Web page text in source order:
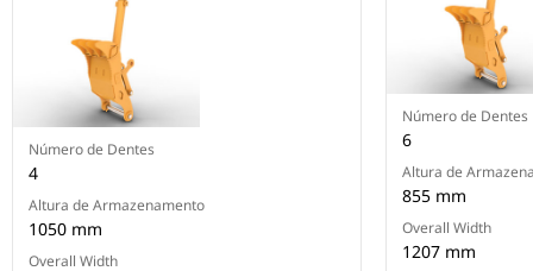
Número de Dentes
4
Altura de Armazenamento
1050 mm
Overall Width
Número de Dentes
6
Altura de
855 mm
Overall Width
1207 mm